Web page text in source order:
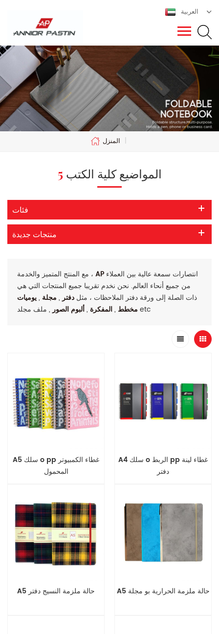
العربية
المنزل |
5 المواضيع كلية الكتب
فئات
منتجات جديدة
مع المنتج المتميز والخدمة ، AP
من جميع أنحاء العالم. نحن نخدم تقريبا جميع المنتجات التي هي
ذات الصلة إلى ورقة دفتر الملاحظات ، مثل دفتر, مجلة ,يوميات
مخطط ,المفكرة ,ألبوم الصور , ملف مجلد etc
A5 سلك o pp غطاء الكمبيوتر
المحمول
A4 سلك o الربط pp غطاء لينة
دفتر
A5 حالة ملزمة النسيج دفتر A5 حالة ملزمة الحرارية بو مجلة